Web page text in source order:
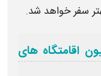
سفر خواهد شد.
اقامتگاه های